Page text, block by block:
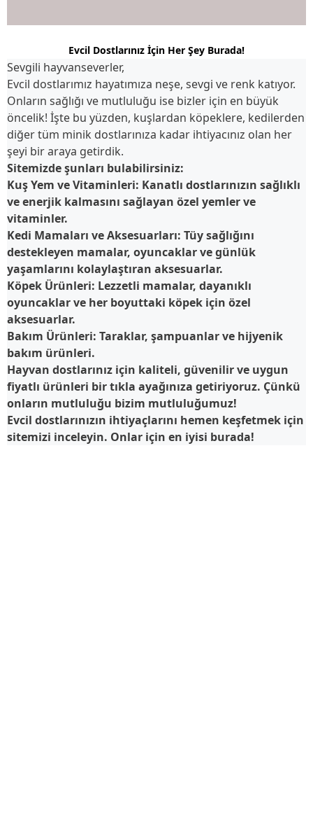
Evcil Dostlarınız İçin Her Şey Burada!
Sevgili hayvanseverler,
Evcil dostlarımız hayatımıza neşe, sevgi ve renk katıyor.
Onların sağlığı ve mutluluğu ise bizler için en büyük
öncelik! İşte bu yüzden, kuşlardan köpeklere, kedilerden
diğer tüm minik dostlarınıza kadar ihtiyacınız olan her
şeyi bir araya getirdik.
Sitemizde şunları bulabilirsiniz:
Kuş Yem ve Vitaminleri: Kanatlı dostlarınızın sağlıklı
ve enerjik kalmasını sağlayan özel yemler ve
vitaminler.
Kedi Mamaları ve Aksesuarları: Tüy sağlığını
destekleyen mamalar, oyuncaklar ve günlük
yaşamlarını kolaylaştıran aksesuarlar.
Köpek Ürünleri: Lezzetli mamalar, dayanıklı
oyuncaklar ve her boyuttaki köpek için özel
aksesuarlar.
Bakım Ürünleri: Taraklar, şampuanlar ve hijyenik
bakım ürünleri.
Hayvan dostlarınız için kaliteli, güvenilir ve uygun
fiyatlı ürünleri bir tıkla ayağınıza getiriyoruz. Çünkü
onların mutluluğu bizim mutluluğumuz!
Evcil dostlarınızın ihtiyaçlarını hemen keşfetmek için
sitemizi inceleyin. Onlar için en iyisi burada!